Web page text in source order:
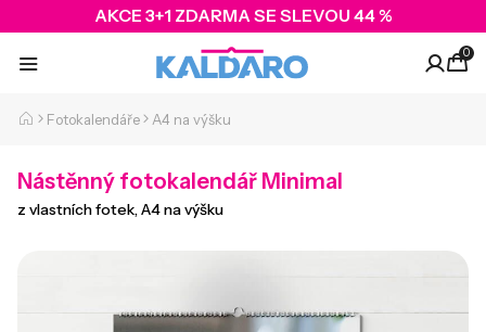
AKCE 3+1 ZDARMA SE SLEVOU 44 %
0
Fotokalendáře A4 na výšku
Nástěnný fotokalendář Minimal
z vlastních fotek, A4 na výšku